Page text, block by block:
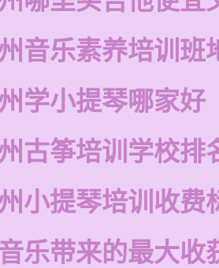
音乐素养培训班
学小提琴哪家好
古筝培训学校排
小提琴培训收费
乐带来的最大收